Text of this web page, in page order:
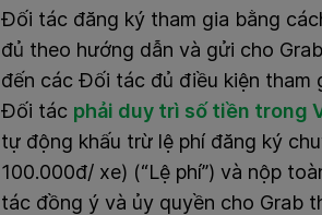
Đối tác đăng ký tham gia bằng
đủ theo hướng dẫn và gửi cho
đến các Đối tác đủ điều kiện tham
Đối tác phải duy trì số tiền trong
tự động khấu trừ lệ phí đăng ký
100.000đ/ xe) (“Lệ phí”) và nộp
tác đồng ý và ủy quyền cho Grab